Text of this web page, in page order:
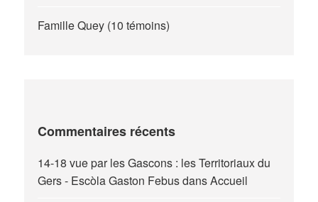
Famille Quey (10 témoins)
Commentaires récents
14-18 vue par les Gascons : les Territoriaux du
Gers - Escòla Gaston FebusdansAccueil